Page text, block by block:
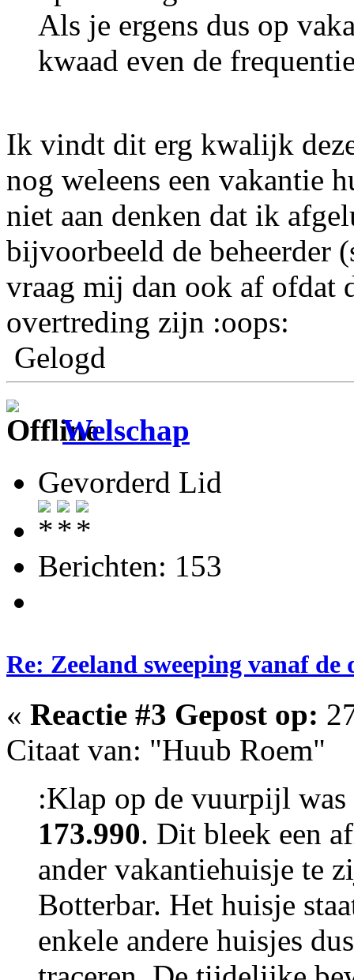
Als je ergens dus op
kwaad even de
Ik vindt dit erg kwalijk
nog weleens een vakantie
niet aan denken dat ik
bijvoorbeeld de beheerder
vraag mij dan ook af ofdat
overtreding zijn :oops:
Gelogd
Welschap
Gevorderd Lid
Berichten: 153
Re: Zeeland sweeping vanaf de
« Reactie #3 Gepost op:
Citaat van: "Huub Roem"
:Klap op de vuurpijl
173.990. Dit bleek een
ander vakantiehuisje te
Botterbar. Het huisje
enkele andere huisjes